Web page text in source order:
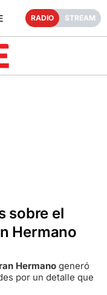
RADIO STREAM
sobre el
Hermano
Hermano generó
por un detalle que